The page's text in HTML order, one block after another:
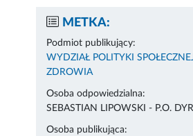
METKA:
Podmiot publikujący:
WYDZIAŁ POLITYKI
ZDROWIA
Osoba odpowiedzialna:
SEBASTIAN LIPOWSKI - P.O.
Osoba publikująca: